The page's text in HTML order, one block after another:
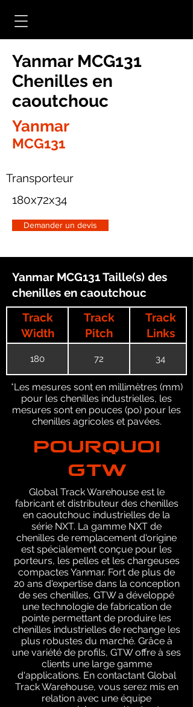
Yanmar MCG131
Chenilles en
caoutchouc
Yanmar
MCG131
Transporteur
180x72x34
Demander un devis
Yanmar MCG131 Taille(s) des
chenilles en caoutchouc
Track
Width
Track
Pitch
Track
Links
180 72 34
*Les mesures sont en millimètres (mm)
pour les chenilles industrielles, les
mesures sont en pouces (po) pour les
chenilles agricoles et pavées.
POURQUOI
GTW
Global Track Warehouse est le
fabricant et distributeur des chenilles
en caoutchouc industrielles de la
série NXT. La gamme NXT de
chenilles de remplacement d'origine
est spécialement conçue pour les
porteurs, les pelles et les chargeuses
compactes Yanmar. Fort de plus de
20 ans d'expertise dans la conception
de ses chenilles, GTW a développé
une technologie de fabrication de
pointe permettant de produire les
chenilles industrielles de rechange les
plus robustes du marché. Grâce à
une variété de profils, GTW offre à ses
clients une large gamme
d'applications. En contactant Global
Track Warehouse, vous serez mis en
relation avec une équipe